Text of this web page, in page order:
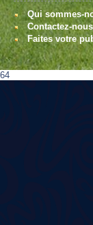
Qui sommes-
Contactez-nous
Faites votre
64